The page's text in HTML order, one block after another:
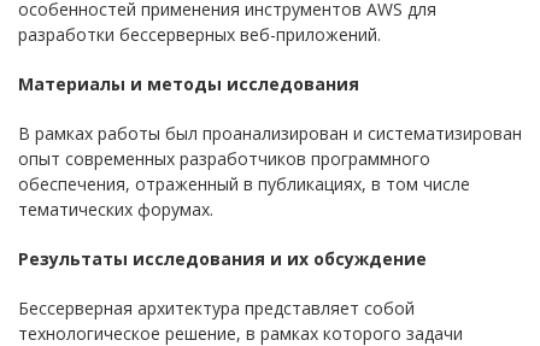
особенностей применения инструментов AWS для
разработки бессерверных веб-приложений.
Материалы и методы исследования
В рамках работы был проанализирован и систематизирован
опыт современных разработчиков программного
обеспечения, отраженный в публикациях, в том числе
тематических форумах.
Результаты исследования и их обсуждение
Бессерверная архитектура представляет собой
технологическое решение, в рамках которого задачи